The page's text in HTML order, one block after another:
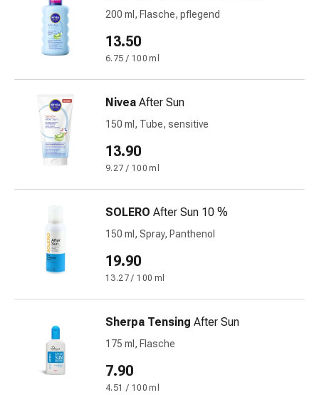
Fusspilz
Trockene
Haut
Krankhaftes
Schwitzen
Fieberblasen
Hautausschlag
Bachblütentherapie
Homöopathie
Phytotherapie
Schüssler-
Salz
Anthroposophika
Niere,
200 ml, Flasche, pflegend
13.50
6.75 / 100 ml
Nivea After Sun
150 ml, Tube, sensitive
13.90
9.27 / 100 ml
SOLERO After Sun 10 %
150 ml, Spray, Panthenol
19.90
13.27 / 100 ml
Sherpa Tensing After Sun
175 ml, Flasche
7.90
4.51 / 100 ml